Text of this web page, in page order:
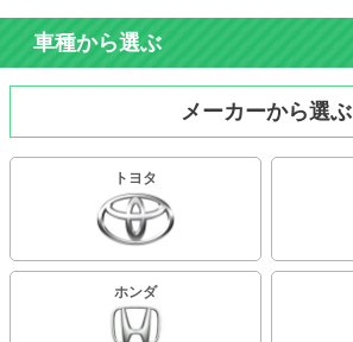
車種から選ぶ
メーカーから選ぶ
トヨタ
ホンダ